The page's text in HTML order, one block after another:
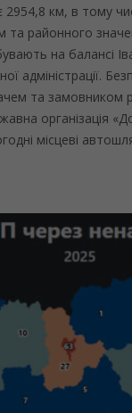
2954,8 км, в тому
та районного
на балансі
адміністрації.
та замовником
організація
місцеві